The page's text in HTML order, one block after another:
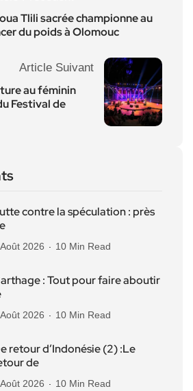
Tlili sacrée championne au
du poids à Olomouc
Article Suivant
au féminin
Festival de
contre la spéculation : près
2026 10 Min Read
: Tout pour faire aboutir
2026 10 Min Read
retour d’Indonésie (2) :Le
de
2026 10 Min Read